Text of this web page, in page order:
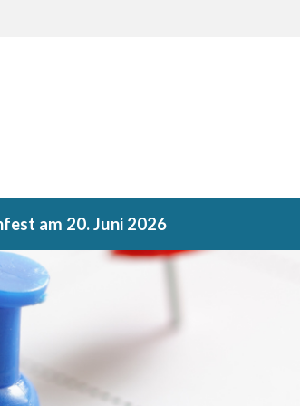
am 20. Juni 2026